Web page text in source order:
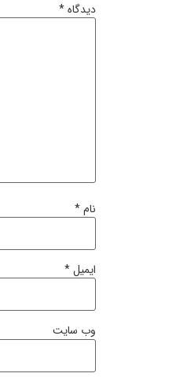
دیدگاه*
نام*
ایمیل*
وب‌ سایت